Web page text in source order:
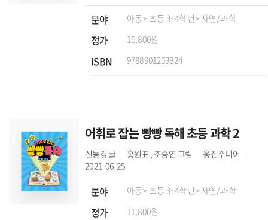
분야 아동> 초등 3~4학년> 자연/과학
정가 16,800원
ISBN 9788901253824
어휘로 잡는 빵빵 독해 초등 과학 2
신동경 글 홍원표,조승연 그림
웅진주니어
2021-06-25
분야 아동> 초등 3~4학년> 자연/과학
정가 11,800원